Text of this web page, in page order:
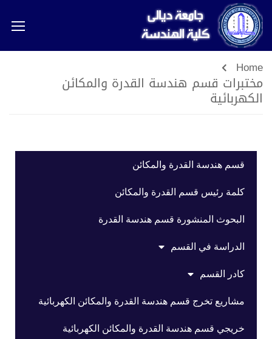
Home
مختبرات قسم هندسة القدرة والمكائن
الكهربائية
قسم هندسة القدرة والمكائن
كلمة رئيس قسم القدرة والمكائن
البحوث المنشورة قسم هندسة القدرة
الدراسة في القسم
كادر القسم
مشاريع تخرج قسم هندسة القدرة والمكائن الكهربائية
خريجي قسم هندسة القدرة والمكائن الكهربائية